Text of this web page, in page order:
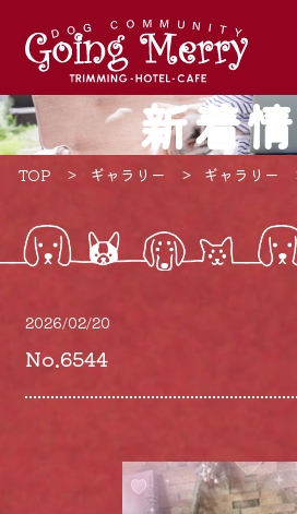
新着
TOP ギャラリー ギャラリー
2026/02/20
No.6544